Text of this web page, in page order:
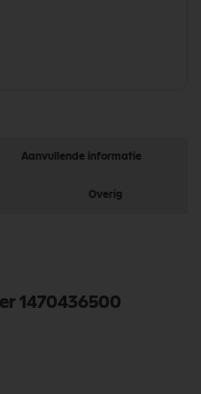
Aanvullende informatie
Overig
1470436500